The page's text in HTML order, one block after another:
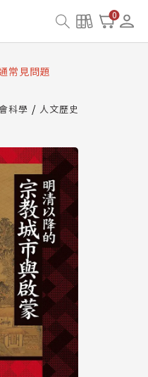
0
重要說明及資產合併結果
資產合併與書櫃開通申請
常見問題
要說明及資產合併結果
資產合併與書櫃開通申請
科學
人文歷史